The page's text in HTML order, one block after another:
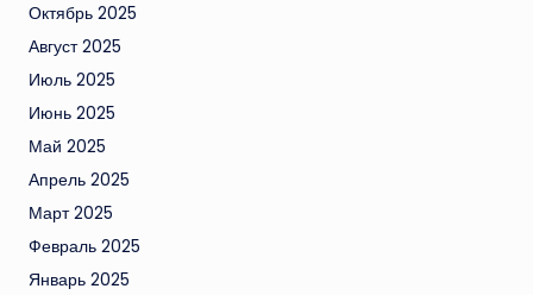
Октябрь 2025
Август 2025
Июль 2025
Июнь 2025
Май 2025
Апрель 2025
Март 2025
Февраль 2025
Январь 2025